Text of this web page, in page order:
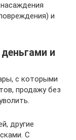
и
и
с которыми
продажу без
другие
С